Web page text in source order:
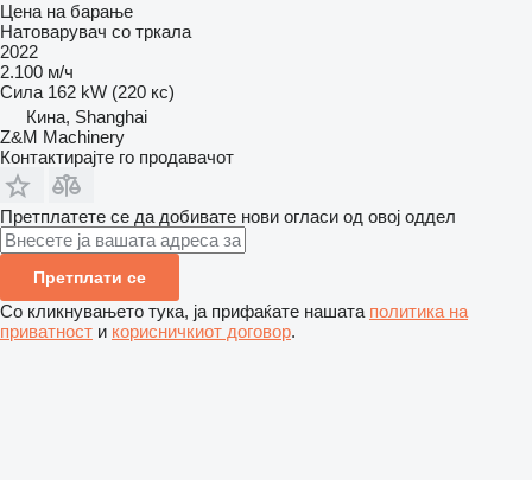
Цена на барање
Натоварувач со тркала
2022
2.100 м/ч
Сила 162 kW (220 кс)
Кина, Shanghai
Z&M Machinery
Контактирајте го продавачот
Претплатете се да добивате нови огласи од овој оддел
Претплати се
Со кликнувањето тука, ја прифаќате нашата политика на
приватност и корисничкиот договор.